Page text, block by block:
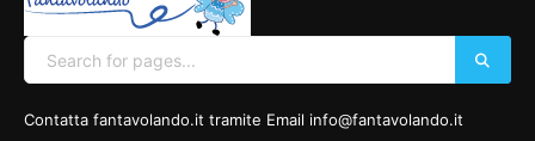
Contatta fantavolando.it tramite Email info@fantavolando.it